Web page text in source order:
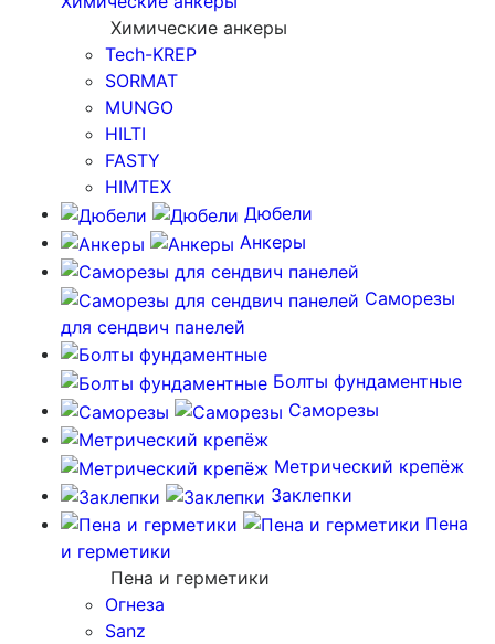
Химические анкеры
Tech-KREP
SORMAT
MUNGO
HILTI
FASTY
HIMTEX
Дюбели
Анкеры
Саморезы
для сендвич панелей
Болты фундаментные
Саморезы
Метрический крепёж
Заклепки
Пена
и герметики
Пена и герметики
Огнеза
Sanz